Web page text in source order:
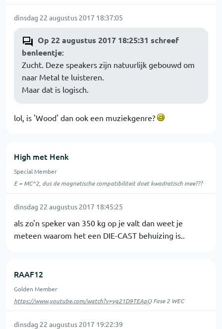
dinsdag 22 augustus 2017 18:37:05
Op 22 augustus 2017 18:25:31 schreef
benleentje:
Zucht. Deze speakers zijn natuurlijk gebouwd om
naar Metal te luisteren.
Maar dat is logisch.
lol, is 'Wood' dan ook een muziekgenre?
High met Henk
Special Member
E = MC^2, dus de magnetische compatibiliteit doet kwadratisch mee???
dinsdag 22 augustus 2017 18:45:25
als zo'n speker van 350 kg op je valt dan weet je
meteen waarom het een DIE-CAST behuizing is..
RAAF12
Golden Member
https://www.youtube.com/watch?v=yg21D9TEApQFase 2 WEC
dinsdag 22 augustus 2017 19:22:39